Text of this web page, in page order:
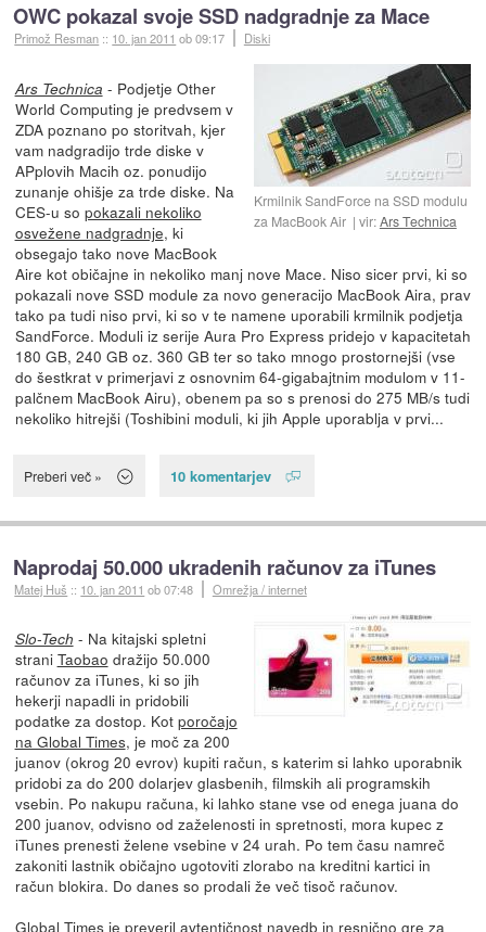
OWC pokazal svoje SSD nadgradnje za Mace
Primož Resman :: 10. jan 2011 ob 09:17 Diski
Krmilnik SandForce na SSD modulu
za MacBook Air
vir:Ars Technica
Ars Technica - Podjetje Other
World Computing je predvsem v
ZDA poznano po storitvah, kjer
vam nadgradijo trde diske v
APplovih Macih oz. ponudijo
zunanje ohišje za trde diske. Na
CES-u so pokazali nekoliko
osvežene nadgradnje, ki
obsegajo tako nove MacBook
Aire kot običajne in nekoliko manj nove Mace. Niso sicer prvi, ki so
pokazali nove SSD module za novo generacijo MacBook Aira, prav
tako pa tudi niso prvi, ki so v te namene uporabili krmilnik podjetja
SandForce. Moduli iz serije Aura Pro Express pridejo v kapacitetah
180 GB, 240 GB oz. 360 GB ter so tako mnogo prostornejši (vse
do šestkrat v primerjavi z osnovnim 64-gigabajtnim modulom v 11-
palčnem MacBook Airu), obenem pa so s prenosi do 275 MB/s tudi
nekoliko hitrejši (Toshibini moduli, ki jih Apple uporablja v prvi...
Preberi več » 10 komentarjev
Naprodaj 50.000 ukradenih računov za iTunes
Matej Huš :: 10. jan 2011 ob 07:48 Omrežja / internet
Slo-Tech - Na kitajski spletni
strani Taobao dražijo 50.000
računov za iTunes, ki so jih
hekerji napadli in pridobili
podatke za dostop. Kot poročajo
na Global Times, je moč za 200
juanov (okrog 20 evrov) kupiti račun, s katerim si lahko uporabnik
pridobi za do 200 dolarjev glasbenih, filmskih ali programskih
vsebin. Po nakupu računa, ki lahko stane vse od enega juana do
200 juanov, odvisno od zaželenosti in spretnosti, mora kupec z
iTunes prenesti želene vsebine v 24 urah. Po tem času namreč
zakoniti lastnik običajno ugotoviti zlorabo na kreditni kartici in
račun blokira. Do danes so prodali že več tisoč računov.
Global Times je preveril avtentičnost navedb in resnično gre za